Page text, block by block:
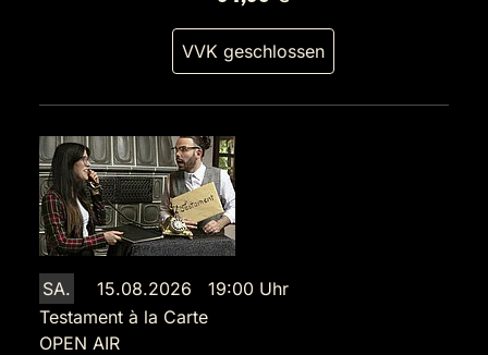
VVK geschlossen
SA.
15.08.2026 19:00 Uhr
Testament à la Carte
OPEN AIR